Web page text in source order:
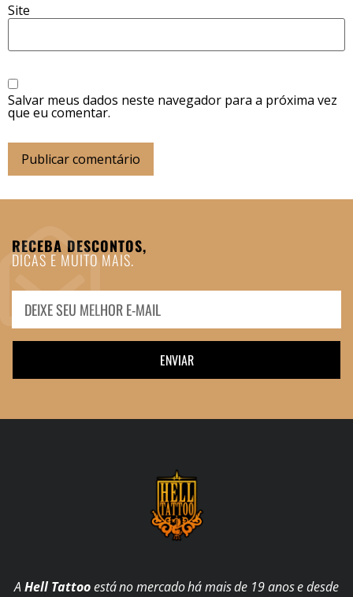
Site
Salvar meus dados neste navegador para a próxima vez
que eu comentar.
RECEBA DESCONTOS,
DICAS E MUITO MAIS.
ENVIAR
AHell Tattooestá no mercado há mais de 19 anos e desde